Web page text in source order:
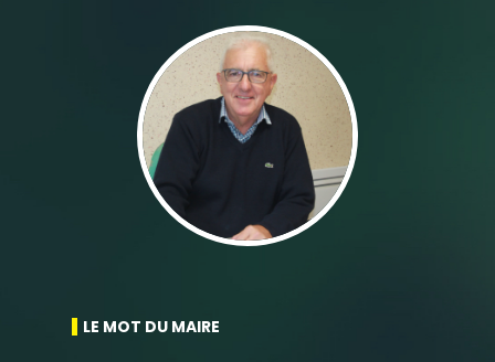
LE MOT DU MAIRE